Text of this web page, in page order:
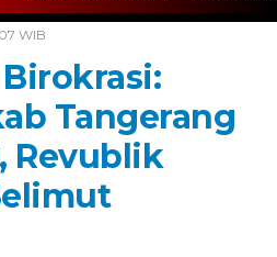
WIB
Tangerang
Revublik